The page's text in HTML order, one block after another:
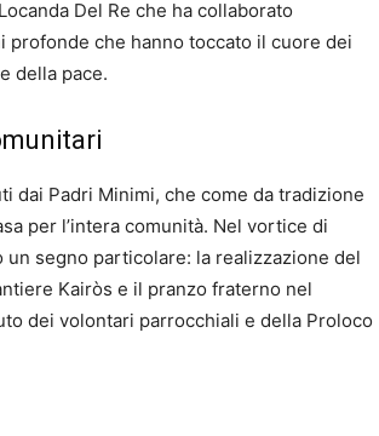
Del Re che ha collaborato
profonde che hanno toccato il cuore dei
della pace.
dai Padri Minimi, che come da tradizione
per l’intera comunità. Nel vortice di
segno particolare: la realizzazione del
Kairòs e il pranzo fraterno nel
dei volontari parrocchiali e della Proloco